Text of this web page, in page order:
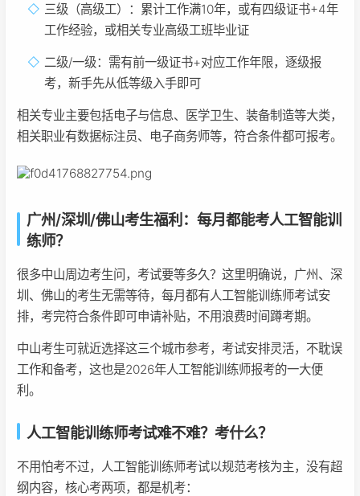
三级（高级工）：累计工作满10年，或有四级证书+4年
工作经验，或相关专业高级工班毕业证
二级/一级：需有前一级证书+对应工作年限，逐级报
考，新手先从低等级入手即可
相关专业主要包括电子与信息、医学卫生、装备制造等大类，
相关职业有数据标注员、电子商务师等，符合条件都可报考。
广州/深圳/佛山考生福利：每月都能考人工智能训
练师？
很多中山周边考生问，考试要等多久？这里明确说，广州、深
圳、佛山的考生无需等待，每月都有人工智能训练师考试安
排，考完符合条件即可申请补贴，不用浪费时间蹲考期。
中山考生可就近选择这三个城市参考，考试安排灵活，不耽误
工作和备考，这也是2026年人工智能训练师报考的一大便
利。
人工智能训练师考试难不难？考什么？
不用怕考不过，人工智能训练师考试以规范考核为主，没有超
纲内容，核心考两项，都是机考：